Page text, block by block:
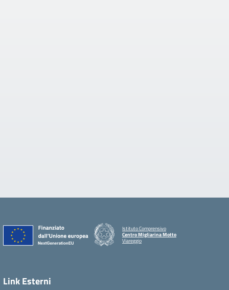
Istituto Comprensivo
Centro Migliarina Motto
Viareggio
Link Esterni